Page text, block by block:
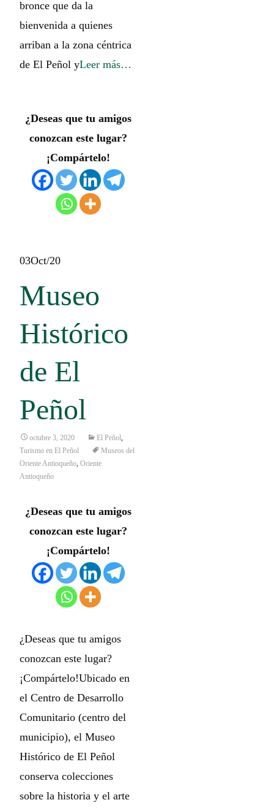
bronce que da la
bienvenida a quienes
arriban a la zona céntrica
de El Peñol yLeer más…
¿Deseas que tu amigos
conozcan este lugar?
¡Compártelo!
03Oct/20
Museo
Histórico
de El
Peñol
octubre 3, 2020 El Peñol
Turismo en El Peñol
Museos del
Oriente Antioqueño Oriente
Antioqueño
¿Deseas que tu amigos
conozcan este lugar?
¡Compártelo!
¿Deseas que tu amigos
conozcan este lugar?
¡Compártelo!Ubicado en
el Centro de Desarrollo
Comunitario (centro del
municipio), el Museo
Histórico de El Peñol
conserva colecciones
sobre la historia y el arte